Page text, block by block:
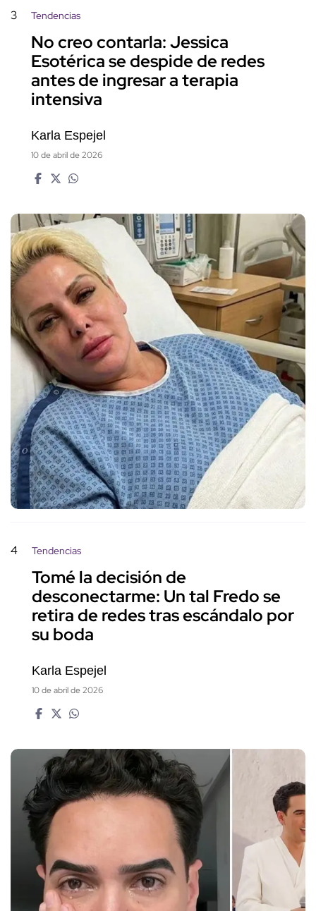
3 Tendencias
No creo contarla: Jessica
Esotérica se despide de redes
antes de ingresar a terapia
intensiva
Karla Espejel
10 de abril de 2026
4 Tendencias
Tomé la decisión de
desconectarme: Un tal Fredo se
retira de redes tras escándalo por
su boda
Karla Espejel
10 de abril de 2026